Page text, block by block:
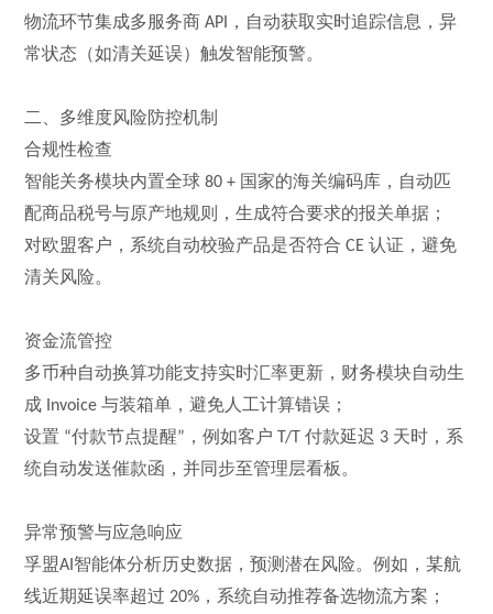
物流环节集成多服务商 API
，自动获取实时追踪信息，异
常状态（如清关延误）触发智能预警。
二、多维度风险防控机制
合规性检查
智能关务模块内置全球 80 + 国家的海关编码库，自动匹
配商品税号与原产地规则，生成符合要求的报关单据；
对欧盟客户，系统自动校验产品是否符合 CE认证，避免
清关风险。
资金流管控
多币种自动换算功能支持实时汇率更新，财务模块自动生
成 Invoice与装箱单，避免人工计算错误；
设置 “付款节点提醒” ，例如客户T/T付款延迟 3 天时，系
统自动发送催款函，并同步至管理层看板。
异常预警与应急响应
孚盟AI 智能体分析历史数据，预测潜在风险。例如，某航
线近期延误率超过 20% ，系统自动推荐备选物流方案；